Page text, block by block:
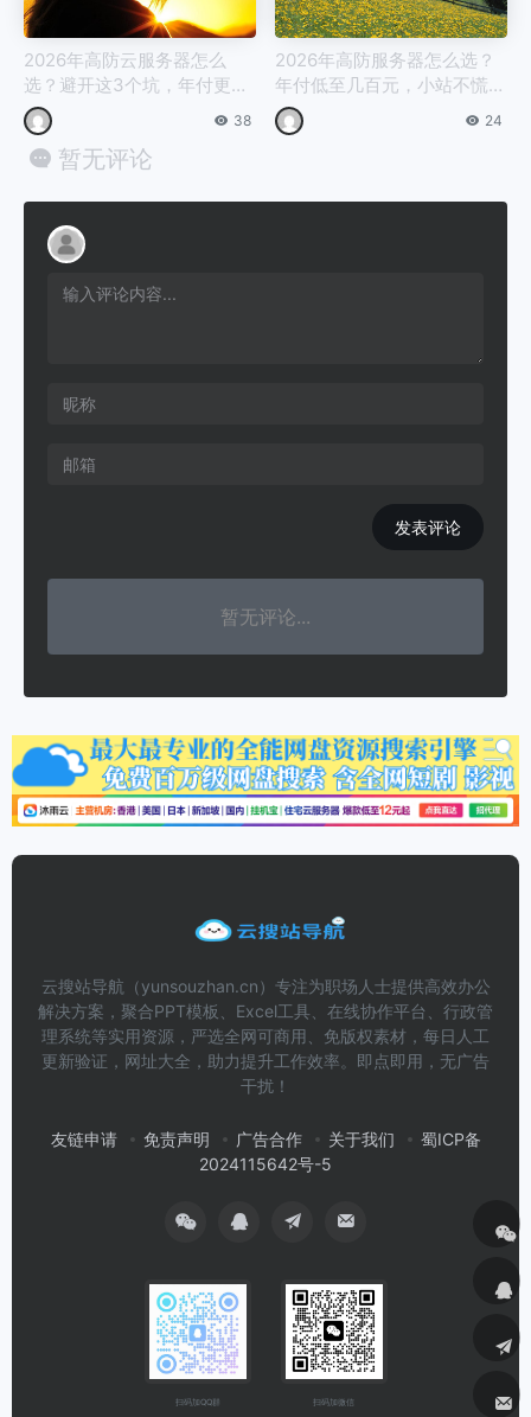
2026年高防云服务器怎么
选？避开这3个坑，年付更划
算
38
2026年高防服务器怎么选？
年付低至几百元，小站不慌D
DoS
24
暂无评论
发表评论
暂无评论...
云搜站导航（yunsouzhan.cn）专注为职场人士提供高效办公
解决方案，聚合PPT模板、Excel工具、在线协作平台、行政管
理系统等实用资源，严选全网可商用、免版权素材，每日人工
更新验证，网址大全，助力提升工作效率。即点即用，无广告
干扰！
友链申请 免责声明 广告合作 关于我们
蜀ICP备
2024115642号-5
扫码加QQ群 扫码加微信